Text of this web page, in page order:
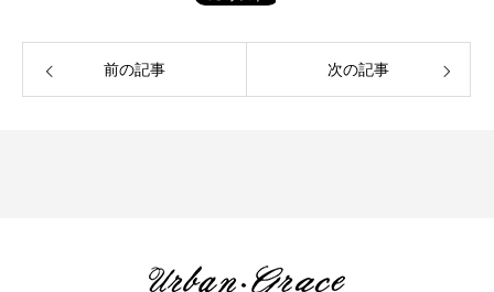
前の記事 次の記事